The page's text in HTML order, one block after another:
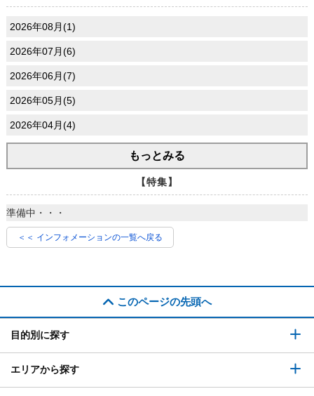
2026年08月(1)
2026年07月(6)
2026年06月(7)
2026年05月(5)
2026年04月(4)
もっとみる
【特集】
準備中・・・
＜＜ インフォメーションの一覧へ戻る
このページの先頭へ
目的別に探す
エリアから探す